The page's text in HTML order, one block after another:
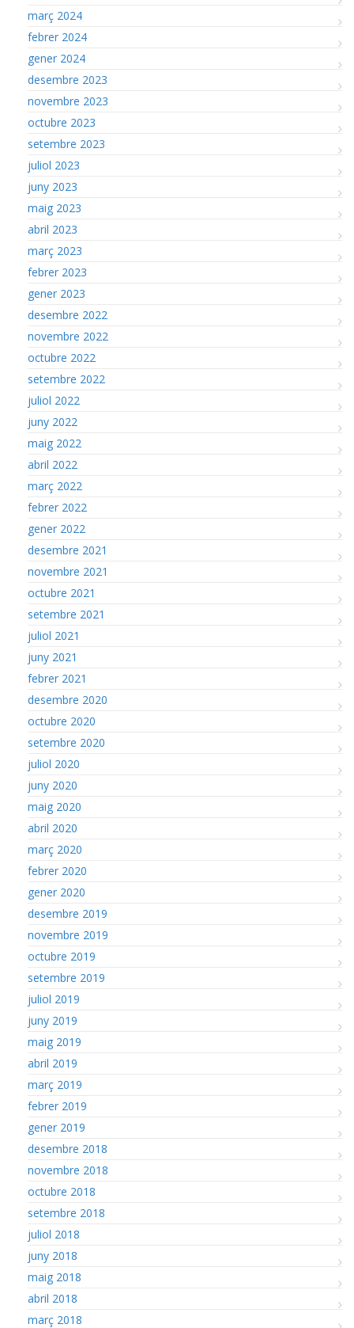
març 2024
febrer 2024
gener 2024
desembre 2023
novembre 2023
octubre 2023
setembre 2023
juliol 2023
juny 2023
maig 2023
abril 2023
març 2023
febrer 2023
gener 2023
desembre 2022
novembre 2022
octubre 2022
setembre 2022
juliol 2022
juny 2022
maig 2022
abril 2022
març 2022
febrer 2022
gener 2022
desembre 2021
novembre 2021
octubre 2021
setembre 2021
juliol 2021
juny 2021
febrer 2021
desembre 2020
octubre 2020
setembre 2020
juliol 2020
juny 2020
maig 2020
abril 2020
març 2020
febrer 2020
gener 2020
desembre 2019
novembre 2019
octubre 2019
setembre 2019
juliol 2019
juny 2019
maig 2019
abril 2019
març 2019
febrer 2019
gener 2019
desembre 2018
novembre 2018
octubre 2018
setembre 2018
juliol 2018
juny 2018
maig 2018
abril 2018
març 2018